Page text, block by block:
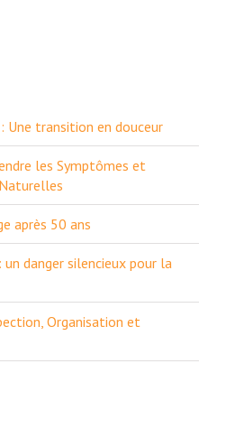
Une transition en douceur
les Symptômes et
après 50 ans
danger silencieux pour la
Organisation et